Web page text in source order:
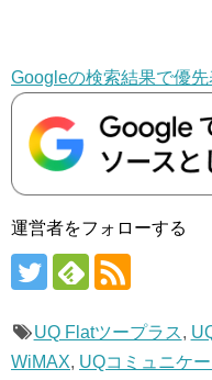
Googleの検索結果で優先
運営者をフォローする
UQ Flatツープラス,
WiMAX, UQコミュニケ